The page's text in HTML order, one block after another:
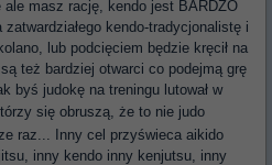
ale masz rację, kendo jest BARDZO
kendo-tradycjonalistę i
lub podcięciem będzie kręcił na
też bardziej otwarci co podejmą grę
byś judokę na treningu lutował w
się obruszą, że to nie judo
raz... Inny cel przyświeca aikido
inny kendo inny kenjutsu, inny